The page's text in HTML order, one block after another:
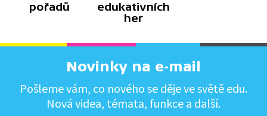
pořadů
edukativních
her
Novinky na e-mail
Pošleme vám, co nového se děje ve světě edu.
Nová videa, témata, funkce a další.